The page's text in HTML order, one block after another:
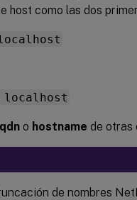
host como las dos
localhost
o hostname de otras
de nombres